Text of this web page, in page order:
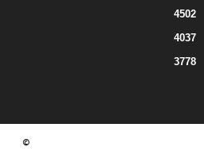
4502
4037
3778
©